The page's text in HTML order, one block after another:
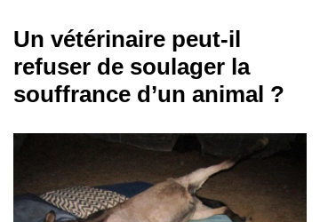
Un vétérinaire peut-il
refuser de soulager la
souffrance d’un animal ?